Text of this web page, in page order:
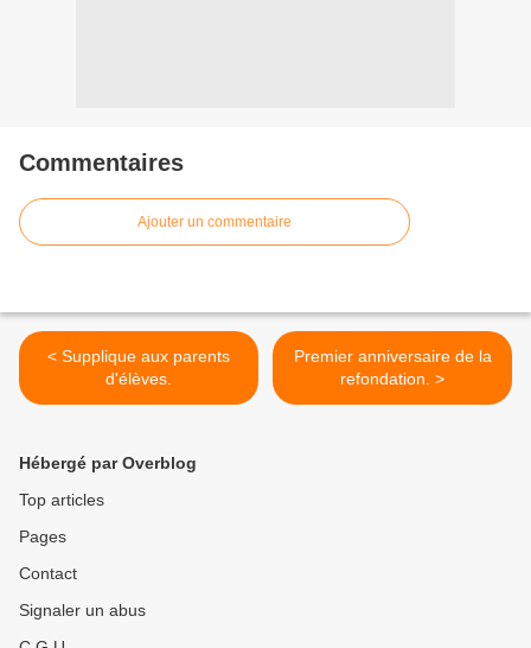
Commentaires
Ajouter un commentaire
< Supplique aux parents
d'élèves.
Premier anniversaire de la
refondation. >
Hébergé par Overblog
Top articles
Pages
Contact
Signaler un abus